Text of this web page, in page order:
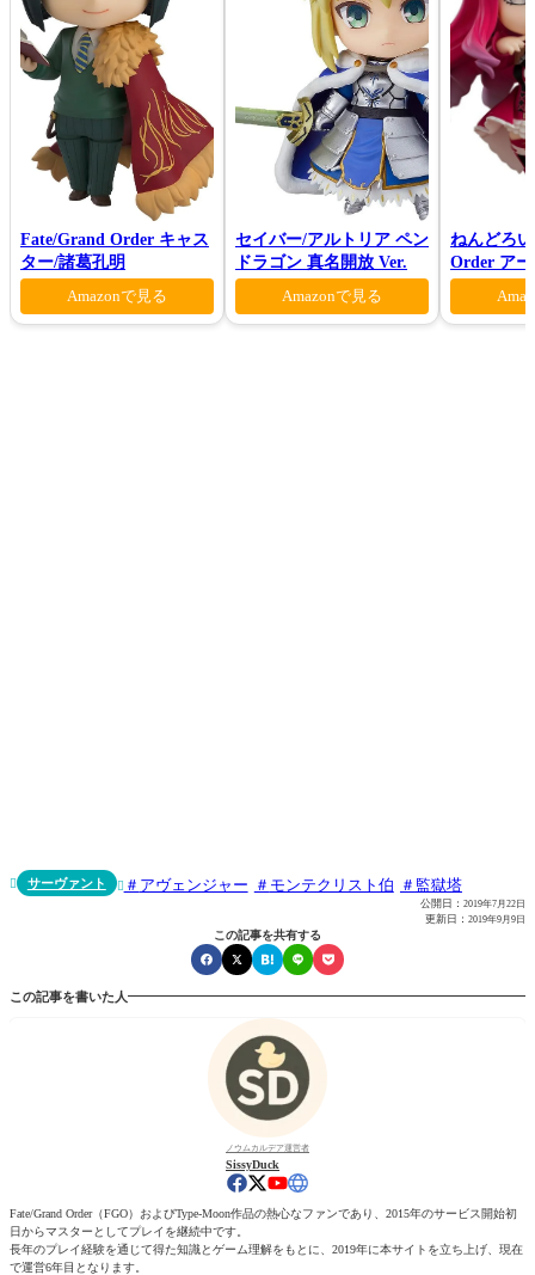
Fate/Grand Order キャス
ター/諸葛孔明
Amazonで見る
セイバー/アルトリア ペン
ドラゴン 真名開放 Ver.
Amazonで見る
ねんどろ
Order ア
ァン シー
 サーヴァント  アヴェンジャー モンテクリスト伯 監獄塔
公開日： 2019年7月22日
更新日： 2019年9月9日
この記事を共有する
この記事を書いた人
ノウムカルデア運営者
SissyDuck
Fate/Grand Order（FGO）およびType-Moon作品の熱心なファンであり、2015年のサービス開始初
日からマスターとしてプレイを継続中です。
長年のプレイ経験を通じて得た知識とゲーム理解をもとに、2019年に本サイトを立ち上げ、現在
で運営6年目となります。